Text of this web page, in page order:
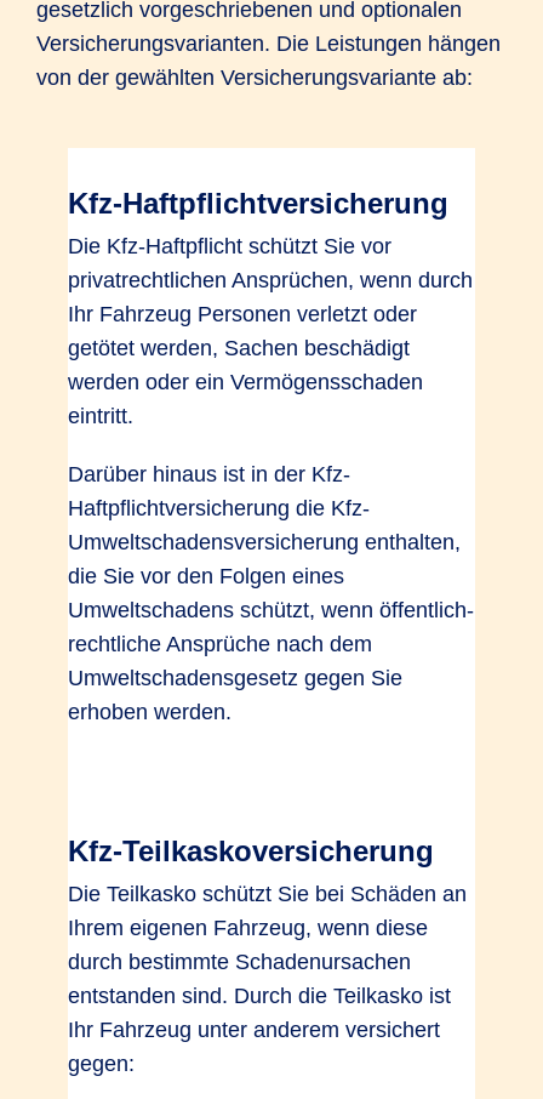
gesetzlich vorgeschriebenen und optionalen
Versicherungsvarianten. Die Leistungen hängen
von der gewählten Versicherungsvariante ab:
Kfz-Haftpflichtversicherung
Die Kfz-Haftpflicht schützt Sie vor
privatrechtlichen Ansprüchen, wenn durch
Ihr Fahrzeug Personen verletzt oder
getötet werden, Sachen beschädigt
werden oder ein Vermögensschaden
eintritt.
Darüber hinaus ist in der Kfz-
Haftpflichtversicherung die Kfz-
Umweltschadensversicherung enthalten,
die Sie vor den Folgen eines
Umweltschadens schützt, wenn öffentlich-
rechtliche Ansprüche nach dem
Umweltschadensgesetz gegen Sie
erhoben werden.
Kfz-Teilkaskoversicherung
Die Teilkasko schützt Sie bei Schäden an
Ihrem eigenen Fahrzeug, wenn diese
durch bestimmte Schadenursachen
entstanden sind. Durch die Teilkasko ist
Ihr Fahrzeug unter anderem versichert
gegen: